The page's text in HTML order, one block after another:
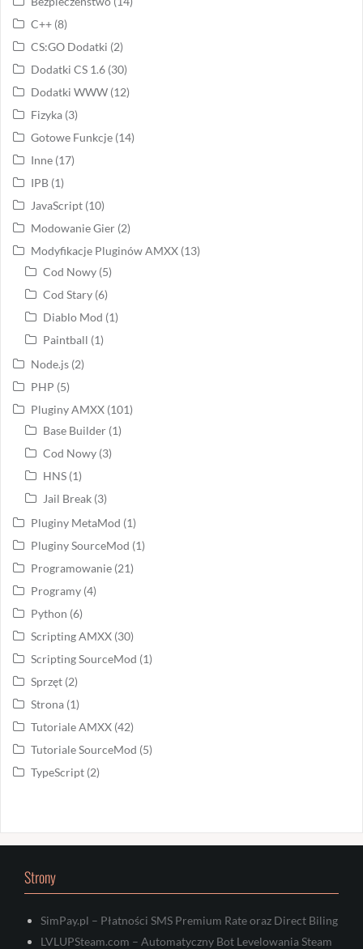
C++ (8)
CS:GO Dodatki (2)
Dodatki CS 1.6 (30)
Dodatki WWW (12)
Fizyka (3)
Gotowe Funkcje (14)
Inne (17)
IPB (1)
JavaScript (10)
Modowanie Gier (2)
Modyfikacje Pluginów AMXX (13)
Cod Nowy (5)
Cod Stary (6)
Diablo Mod (1)
Paintball (1)
Node.js (2)
PHP (5)
Pluginy AMXX (101)
Base Builder (1)
Cod Nowy (3)
HNS (1)
Jail Break (3)
Pluginy MetaMod (1)
Pluginy SourceMod (1)
Programowanie (21)
Programy (4)
Python (6)
Scripting AMXX (30)
Scripting SourceMod (1)
Sprzęt (2)
Strona (1)
Tutoriale AMXX (42)
Tutoriale SourceMod (5)
TypeScript (2)
Strony
SimPay.pl – Płatności SMS Premium Rate oraz Direct Biling
LVLUPSteam.com – Automatyczny Bot Levelowania Steam